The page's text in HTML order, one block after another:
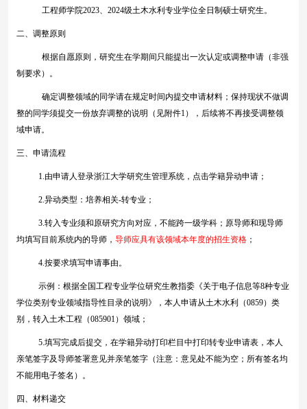
工程师学院2023、 2024级土木水利专业学位全日制硕士研究生。
二、调整原则
根据自愿原则，研究生在学期间只能提出一次认定或调整申请（非强
制要求）。
确定调整领域的同学请在规定时间内提交申请材料；保持现状不做调
整的同学须提交一份放弃调整的说明（见附件1），后续将不再接受调整领
域申请。
三、申请流程
1.由申请人登录浙江大学研究生管理系统，点击学籍异动申请；
2.异动类型：培养相关-转专业；
3.转入专业须和原研究方向对应，不能跨一级学科；原导师和现导师
均填写目前系统内的导师， 导师应具有该领域本年度的招生资格 ；
4.按要求填写申请事由。
示例：根据全国工程专业学位研究生教指委《关于电子信息等8种专业
学位类别专业领域指导性目录的说明》，本人申请从土木水利（0859）类
别，转入土木工程（085901）领域；
5.填写完成后提交，在学籍异动打印栏目中打印转专业申请表，本人
亲笔签字及导师签署意见并亲笔签字（注意：意见处不能为空；所有签名均
不能用电子签名）。
四、材料递交